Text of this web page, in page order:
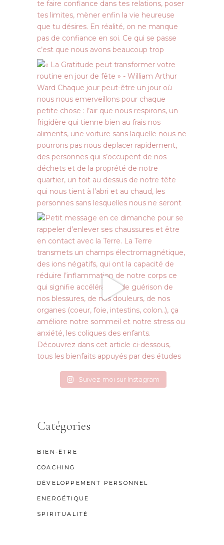
Suivez-moi sur Instagram
Catégories
BIEN-ÊTRE
COACHING
DÉVELOPPEMENT PERSONNEL
ENERGÉTIQUE
SPIRITUALITÉ